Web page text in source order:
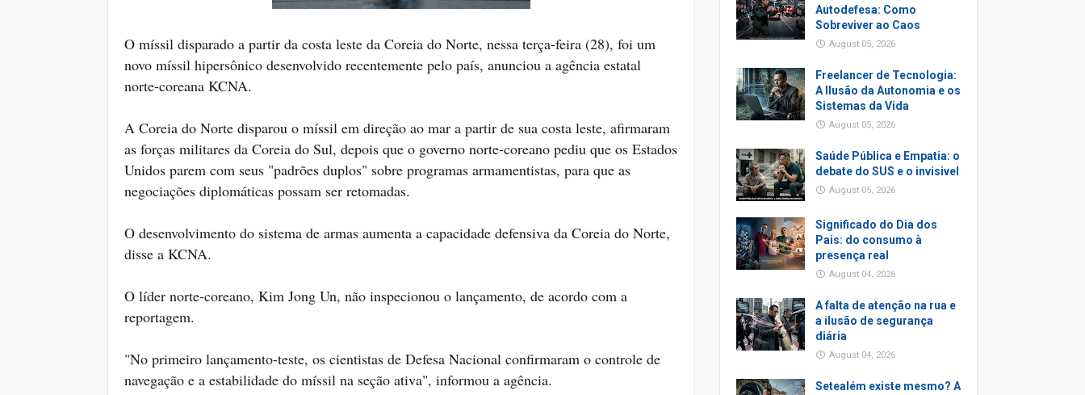
O míssil disparado a partir da costa leste da Coreia do Norte, nessa terça-feira (28), foi um
novo míssil hipersônico desenvolvido recentemente pelo país, anunciou a agência estatal
norte-coreana KCNA.
A Coreia do Norte disparou o míssil em direção ao mar a partir de sua costa leste, afirmaram
as forças militares da Coreia do Sul, depois que o governo norte-coreano pediu que os Estados
Unidos parem com seus "padrões duplos" sobre programas armamentistas, para que as
negociações diplomáticas possam ser retomadas.
O desenvolvimento do sistema de armas aumenta a capacidade defensiva da Coreia do Norte,
disse a KCNA.
O líder norte-coreano, Kim Jong Un, não inspecionou o lançamento, de acordo com a
reportagem.
"No primeiro lançamento-teste, os cientistas de Defesa Nacional confirmaram o controle de
navegação e a estabilidade do míssil na seção ativa", informou a agência.
Autodefesa: Como
Sobreviver ao Caos
August 05, 2026
Freelancer de Tecnologia:
A Ilusão da Autonomia e os
Sistemas da Vida
August 05, 2026
Saúde Pública e Empatia: o
debate do SUS e o invisivel
August 05, 2026
Significado do Dia dos
Pais: do consumo à
presença real
August 04, 2026
A falta de atenção na rua e
a ilusão de segurança
diária
August 04, 2026
Setealém existe mesmo? A